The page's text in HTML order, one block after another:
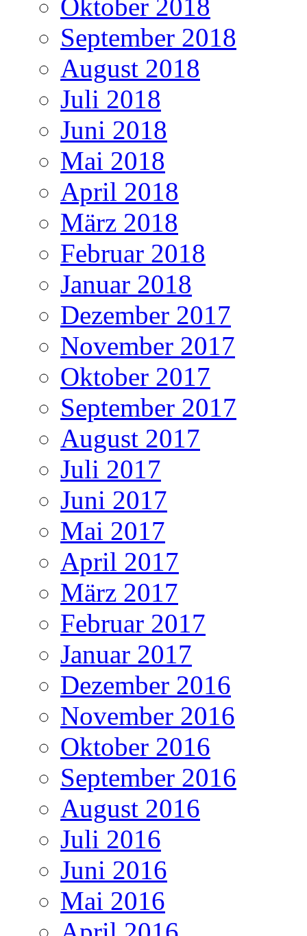
Oktober 2018
September 2018
August 2018
Juli 2018
Juni 2018
Mai 2018
April 2018
März 2018
Februar 2018
Januar 2018
Dezember 2017
November 2017
Oktober 2017
September 2017
August 2017
Juli 2017
Juni 2017
Mai 2017
April 2017
März 2017
Februar 2017
Januar 2017
Dezember 2016
November 2016
Oktober 2016
September 2016
August 2016
Juli 2016
Juni 2016
Mai 2016